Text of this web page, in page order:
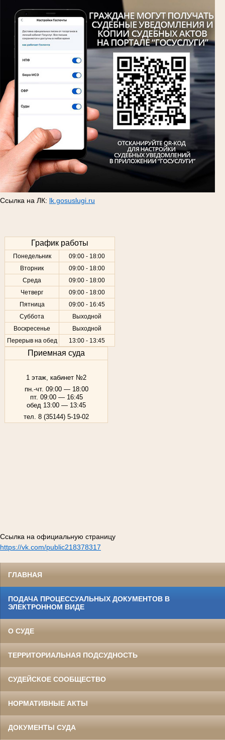
Ссылка на ЛК: lk.gosuslugi.ru
График работы
Понедельник
09:00 - 18:00
Вторник
09:00 - 18:00
Среда
09:00 - 18:00
Четверг
09:00 - 18:00
Пятница
09:00 - 16:45
Суббота
Выходной
Воскресенье
Выходной
Перерыв на обед
13:00 - 13:45
Приемная суда
1 этаж, кабинет №2
пн.-чт. 09:00 — 18:00
пт. 09:00 — 16:45
обед 13:00 — 13:45
тел. 8 (35144) 5-19-02
Ссылка на официальную страницу
https://vk.com/public218378317
ГЛАВНАЯ
ПОДАЧА ПРОЦЕССУАЛЬНЫХ ДОКУМЕНТОВ В
ЭЛЕКТРОННОМ ВИДЕ
О СУДЕ
ТЕРРИТОРИАЛЬНАЯ ПОДСУДНОСТЬ
СУДЕЙСКОЕ СООБЩЕСТВО
НОРМАТИВНЫЕ АКТЫ
ДОКУМЕНТЫ СУДА